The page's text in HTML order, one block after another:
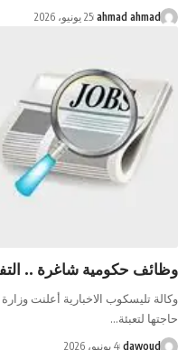
ahmad ahmad 25 يونيو، 2026
وظائف حكومية شاغرة ..
وكالة تليسكوب الاخبارية أعلنت
حاجتها لتعبئة…
dawoud 4 يونيو، 2026